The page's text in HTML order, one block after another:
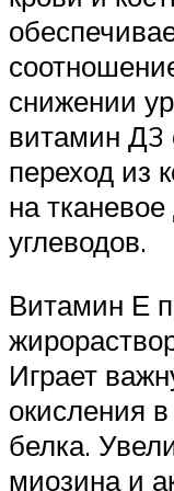
снижении
витамин Д3
переход из
на
углеводов.
Витамин Е
Играет
окисления
белка.
миозина и